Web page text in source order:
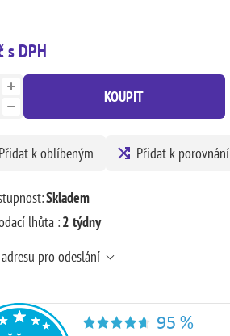
s DPH
KOUPIT
Přidat k oblíbeným Přidat k porovnání
Skladem
lhůta :2 týdny
pro odeslání